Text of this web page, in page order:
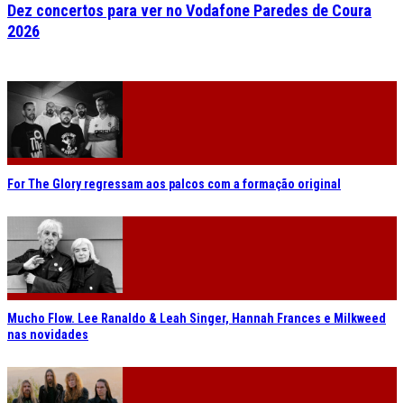
Dez concertos para ver no Vodafone Paredes de Coura
2026
For The Glory regressam aos palcos com a formação original
Mucho Flow. Lee Ranaldo & Leah Singer, Hannah Frances e Milkweed
nas novidades